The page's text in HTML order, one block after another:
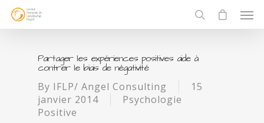
Partager les expériences positives aide à
contrer le biais de négativité
By IFLP/ Angel Consulting
15
janvier 2014
Psychologie
Positive